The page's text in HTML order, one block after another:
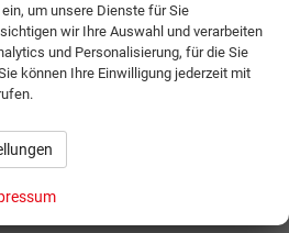
erreichen uns unter:
381-693730
Kontaktformular:
Fahrzeuge (
um unsere Dienste für Sie
wir Ihre Auswahl und verarbeiten
und Personalisierung, für die Sie
können Ihre Einwilligung jederzeit mit